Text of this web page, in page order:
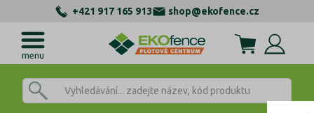
+421 917 165 913 shop@ekofence.cz
menu